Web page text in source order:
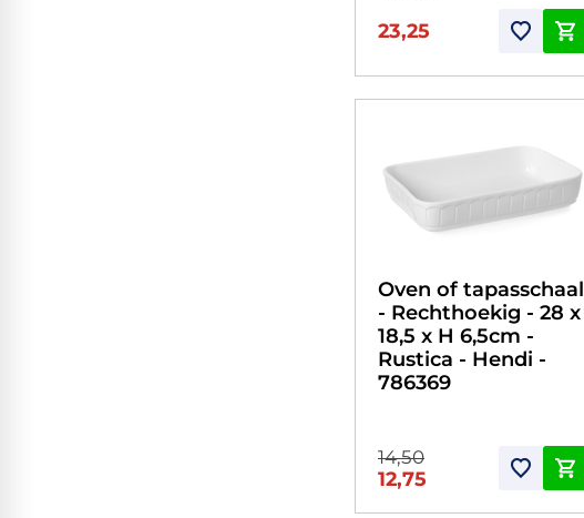
23,25
Oven of tapasschaal
- Rechthoekig - 28 x
18,5 x H 6,5cm -
Rustica - Hendi -
786369
14,50
12,75